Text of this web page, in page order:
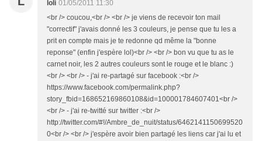
loli 01/05/2011 11:30
<br /> coucou,<br /> <br /> je viens de recevoir ton mail
"correctif" j'avais donné les 3 couleurs, je pense que tu les a
prit en compte mais je te redonne qd même la "bonne
reponse" (enfin j'espère lol)<br /> <br /> bon vu que tu as le
carnet noir, les 2 autres couleurs sont le rouge et le blanc :)
<br /> <br /> - j'ai re-partagé sur facebook :<br />
https://www.facebook.com/permalink.php?
story_fbid=168652169860108&id=100001784607401<br />
<br /> - j'ai re-twitté sur twitter :<br />
http://twitter.com/#!/Ambre_de_nuit/status/6462141150699520
0<br /> <br /> j'espère avoir bien partagé les liens car j'ai lu et